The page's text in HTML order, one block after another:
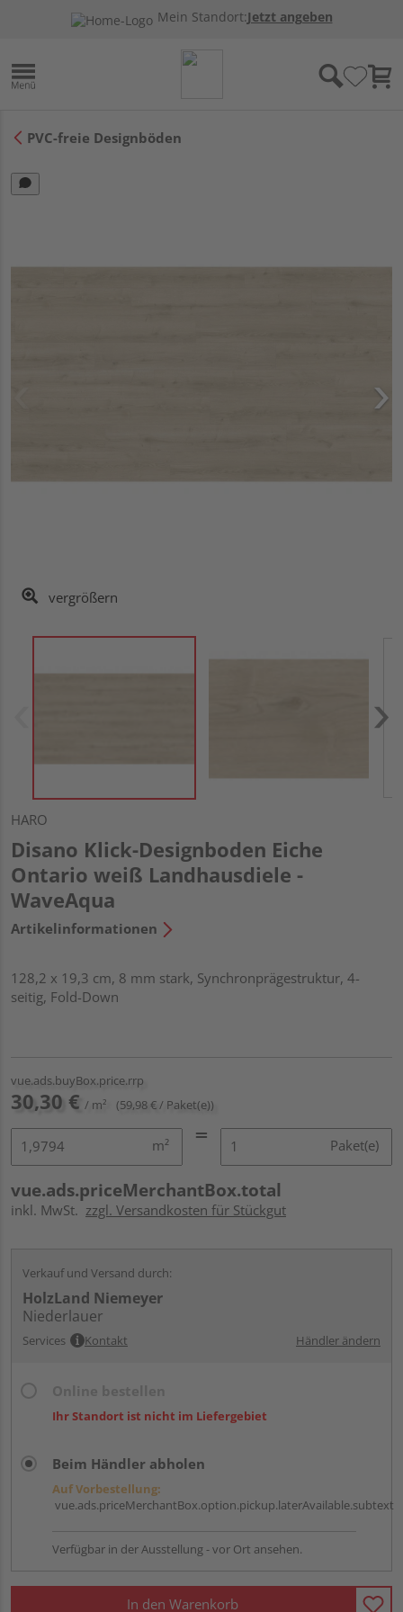
Mein Standort:Jetzt angeben
PVC-freie Designböden
vergrößern
HARO
Disano Klick-Designboden Eiche
Ontario weiß Landhausdiele -
WaveAqua
Artikelinformationen
128,2 x 19,3 cm, 8 mm stark, Synchronprägestruktur, 4-
seitig, Fold-Down
vue.ads.buyBox.price.rrp
30,30 € / m² (59,98 € / Paket(e))
m² Paket(e)
vue.ads.priceMerchantBox.total
inkl. MwSt. zzgl. Versandkosten für Stückgut
Verkauf und Versand durch:
HolzLand Niemeyer
Niederlauer
Services Kontakt Händler ändern
Ihr Standort ist nicht im Liefergebiet
Beim Händler abholen
Auf Vorbestellung:
vue.ads.priceMerchantBox.option.pickup.laterAvailable.subtext
Verfügbar in der Ausstellung - vor Ort ansehen.
In den Warenkorb